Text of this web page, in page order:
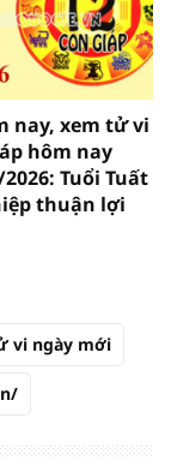
nay, xem tử vi
hôm nay
Tuổi Tuất
thuận lợi
vi ngày mới